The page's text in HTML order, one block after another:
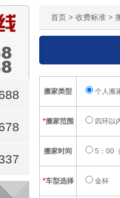
首页 > 收费标准 >
搬家类型 个人搬
*搬家范围 四环以
搬家时间 5：00
*车型选择 金杯